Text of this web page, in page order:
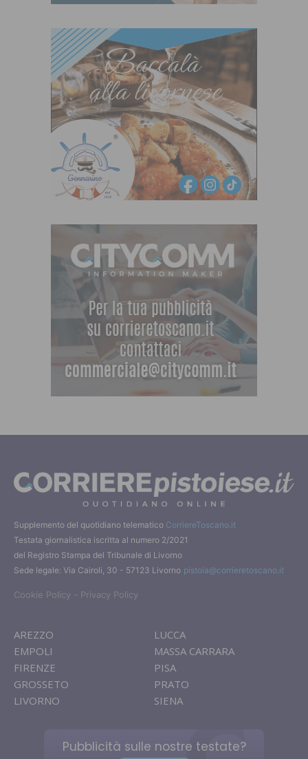
Supplemento del quotidiano telematico CorriereToscano.it
Testata giornalistica iscritta al numero 2/2021
del Registro Stampa del Tribunale di Livorno
Sede legale: Via Cairoli, 30 - 57123 Livorno pistoia@corrieretoscano.it
Cookie Policy - Privacy Policy
AREZZO
EMPOLI
FIRENZE
GROSSETO
LIVORNO
LUCCA
MASSA CARRARA
PISA
PRATO
SIENA
Pubblicità sulle nostre testate?